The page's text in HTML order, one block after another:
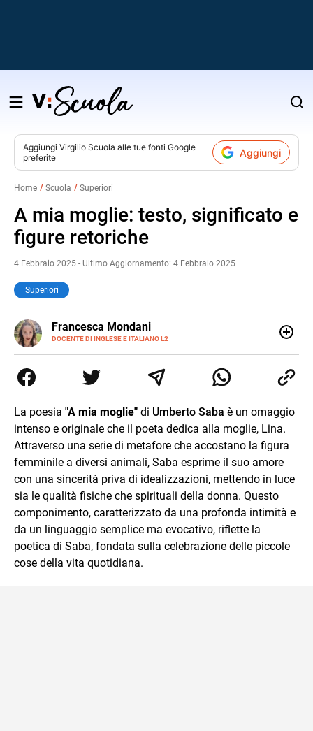
Salta
contenuto
Aggiungi Virgilio Scuola alle tue fonti Google
preferite
Aggiungi
Home Scuola Superiori
A mia moglie: testo, significato e
figure retoriche
4 Febbraio 2025 - Ultimo Aggiornamento: 4 Febbraio 2025
Superiori
Francesca Mondani
DOCENTE DI INGLESE E ITALIANO L2
LINKEDIN
INSTAGRAM
secondaria di secondo grado. Mi occupo inoltre di
traduzioni, SEO Onsite e contenuti per il web. Amo i saggi
della sintesi.
La poesia "A mia moglie" di Umberto Saba è un omaggio
intenso e originale che il poeta dedica alla moglie, Lina.
Attraverso una serie di metafore che accostano la figura
femminile a diversi animali, Saba esprime il suo amore
con una sincerità priva di idealizzazioni, mettendo in luce
sia le qualità fisiche che spirituali della donna. Questo
componimento, caratterizzato da una profonda intimità e
da un linguaggio semplice ma evocativo, riflette la
poetica di Saba, fondata sulla celebrazione delle piccole
cose della vita quotidiana.